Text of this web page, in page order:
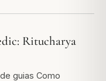
Ritucharya
guias Como